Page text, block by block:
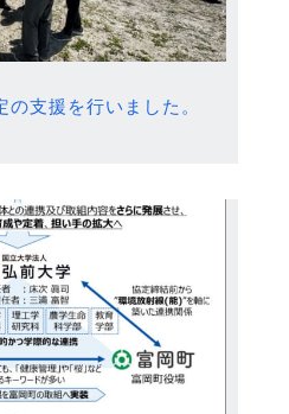
支援を行いました。